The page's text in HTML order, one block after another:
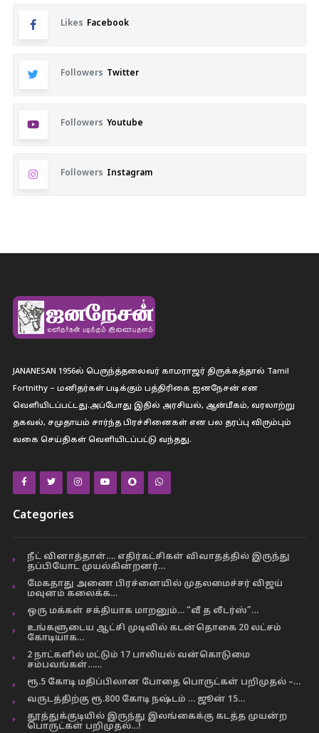
Likes Facebook
Followers Twitter
Followers Youtube
Followers Instagram
JANANESAN 1956ல் பெருந்த்தலைவர் காமராஜர் திருக்கத்தால் Tamil
Fortnithy – மனிதர்கள் படிக்கும் பத்திரிகை ஐனநேசன் என
வெளியிடப்பட்டது.அப்போது இதில் அரசியல், ஆன்மீகம், வரலாற்று
தகவல், சமுதாயம் சார்ந்த பிரச்சினைகள் என பல தரப்பு விரும்பும்
வகை செய்திகள் வெளியிடப்பட்டு வந்தது.
Categories
நீட் வினாத்தாள்…. எதிர்கட்சிகள் விவாதத்தில் இருந்து
தப்பியோட முயல்கின்றனர்…
மேகதாது அணை பிரச்னையில் முதலமைச்சர் விஜய்
மவுனம் கலைக்க…
ஒரு மக்கள் சக்தியாக மாறனும்… “வீ த லீடர்ஸ்”…
உங்களுடைய ஆட்சி முடிவில் கடன்தொகை 20 லட்சம்
கோடியாக…
2 நாட்களில் மட்டும் 17 பாலியல் வன்கொடுமை
சம்பவங்கள்……
ரூ.5 கோடி மதிப்பிலான போதை பொருட்கள் பறிமுதல் –…
வருடத்திற்கு ரூ.800 கோடி நஷ்டம் … ஜூன் 15…
தூத்துக்குடியில் இருந்து இலங்கைக்கு கடத்த முயன்ற
பொருட்கள் பறிமுதல்…!